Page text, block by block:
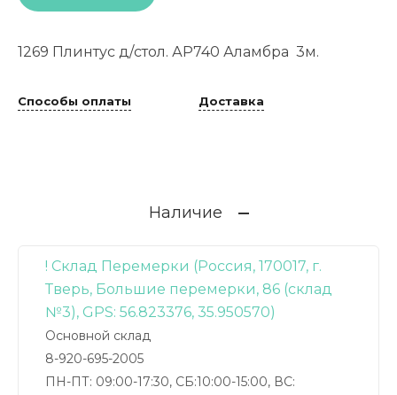
1269 Плинтус д/стол. АР740 Аламбра 3м.
Способы оплаты Доставка
Наличие
! Склад Перемерки (Россия, 170017, г.
Тверь, Большие перемерки, 86 (склад
№3), GPS: 56.823376, 35.950570)
Основной склад
8-920-695-2005
ПН-ПТ: 09:00-17:30, СБ:10:00-15:00, ВС: